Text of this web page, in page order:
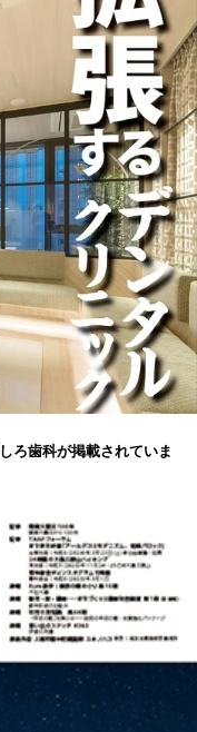
ろ歯科が掲載されていま